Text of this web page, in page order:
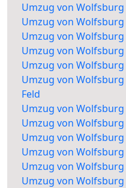
Umzug von
Umzug von Wolfsburg
Umzug von
Umzug von
Umzug von
Umzug von
Feld
Umzug von
Umzug von
Umzug von
Umzug von
Umzug von
Umzug von